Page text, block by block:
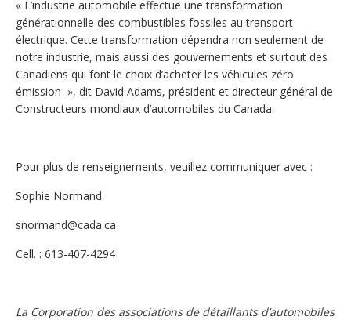
« L’industrie automobile effectue une transformation
générationnelle des combustibles fossiles au transport
électrique. Cette transformation dépendra non seulement de
notre industrie, mais aussi des gouvernements et surtout des
Canadiens qui font le choix d’acheter les véhicules zéro
émission », dit David Adams, président et directeur général de
Constructeurs mondiaux d’automobiles du Canada.
Pour plus de renseignements, veuillez communiquer avec :
Sophie Normand
snormand@cada.ca
Cell. : 613-407-4294
La Corporation des associations de détaillants d’automobiles